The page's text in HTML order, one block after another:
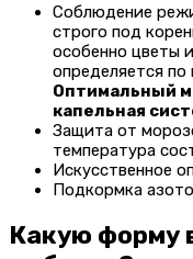
Соблюдение
строго под
особенно цветы
определяется по
Оптимальный
капельная
Защита от
температура
Искусственное
Подкормка
Какую форму